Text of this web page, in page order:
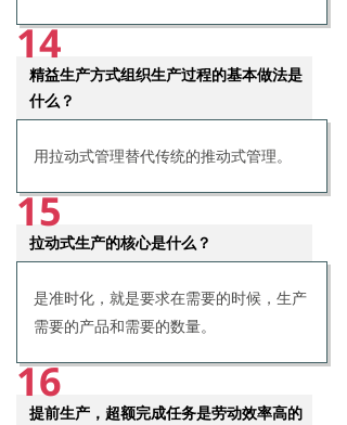
14
精益生产方式组织生产过程的基本做法是
什么？
用拉动式管理替代传统的推动式管理。
15
拉动式生产的核心是什么？
是准时化，就是要求在需要的时候，生产
需要的产品和需要的数量。
16
提前生产，超额完成任务是劳动效率高的